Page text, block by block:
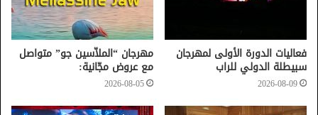
فعاليات الدورة الأولى لمهرجان
سبيطلة الدولي للراب
2026-08-09
مهرجان “الملاّسين جو” متواصل
مع عروض مجّانية:
2026-08-05